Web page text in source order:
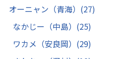
オーニャン（青海） (27)
なかじー（中島） (25)
ワカメ（安良岡） (29)